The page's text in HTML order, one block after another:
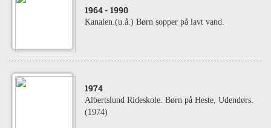
1964 - 1990
Kanalen.(u.å.) Børn sopper på lavt vand.
1974
Albertslund Rideskole. Børn på Heste, Udendørs.
(1974)